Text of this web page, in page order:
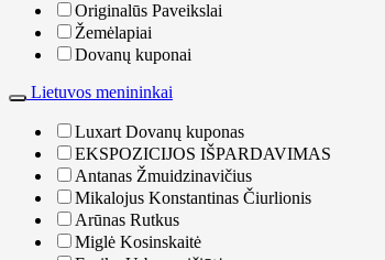
Originalūs Paveikslai
Žemėlapiai
Dovanų kuponai
Lietuvos menininkai
Luxart Dovanų kuponas
EKSPOZICIJOS IŠPARDAVIMAS
Antanas Žmuidzinavičius
Mikalojus Konstantinas Čiurlionis
Arūnas Rutkus
Miglė Kosinskaitė